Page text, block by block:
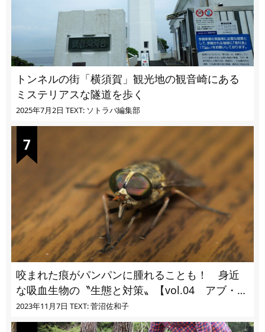
トンネルの街「横須賀」観光地の観音崎にある
ミステリアスな隧道を歩く
2025年7月2日 TEXT: ソトラバ編集部
咬まれた痕がパンパンに腫れることも！ 身近
な吸血生物の〝生態と対策〟【vol.04 アブ・ブ
ユ・ヌカカ】
2023年11月7日 TEXT: 菅沼佐和子